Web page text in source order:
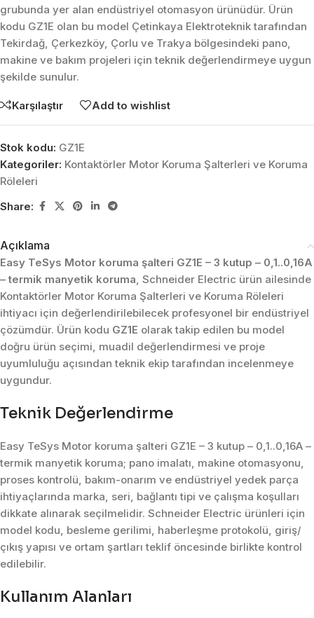
grubunda yer alan endüstriyel otomasyon ürünüdür. Ürün
kodu GZ1E olan bu model Çetinkaya Elektroteknik tarafından
Tekirdağ, Çerkezköy, Çorlu ve Trakya bölgesindeki pano,
makine ve bakım projeleri için teknik değerlendirmeye uygun
şekilde sunulur.
Karşılaştır Add to wishlist
Stok kodu: GZ1E
Kategoriler: Kontaktörler Motor Koruma Şalterleri ve Koruma
Röleleri
Share:
Açıklama
Easy TeSys Motor koruma şalteri GZ1E – 3 kutup – 0,1..0,16A
– termik manyetik koruma, Schneider Electric ürün ailesinde
Kontaktörler Motor Koruma Şalterleri ve Koruma Röleleri
ihtiyacı için değerlendirilebilecek profesyonel bir endüstriyel
çözümdür. Ürün kodu GZ1E olarak takip edilen bu model
doğru ürün seçimi, muadil değerlendirmesi ve proje
uyumluluğu açısından teknik ekip tarafından incelenmeye
uygundur.
Teknik Değerlendirme
Easy TeSys Motor koruma şalteri GZ1E – 3 kutup – 0,1..0,16A –
termik manyetik koruma; pano imalatı, makine otomasyonu,
proses kontrolü, bakım-onarım ve endüstriyel yedek parça
ihtiyaçlarında marka, seri, bağlantı tipi ve çalışma koşulları
dikkate alınarak seçilmelidir. Schneider Electric ürünleri için
model kodu, besleme gerilimi, haberleşme protokolü, giriş/
çıkış yapısı ve ortam şartları teklif öncesinde birlikte kontrol
edilebilir.
Kullanım Alanları